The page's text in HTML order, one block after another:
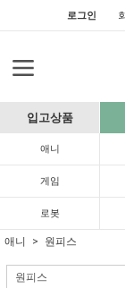
로그인
입고상품
애니
게임
로봇
애니 원피스